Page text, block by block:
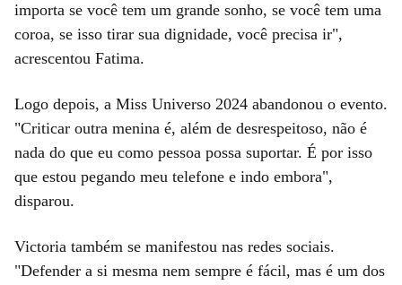
importa se você tem um grande sonho, se você tem uma
coroa, se isso tirar sua dignidade, você precisa ir",
acrescentou Fatima.
Logo depois, a Miss Universo 2024 abandonou o evento.
"Criticar outra menina é, além de desrespeitoso, não é
nada do que eu como pessoa possa suportar. É por isso
que estou pegando meu telefone e indo embora",
disparou.
Victoria também se manifestou nas redes sociais.
"Defender a si mesma nem sempre é fácil, mas é um dos